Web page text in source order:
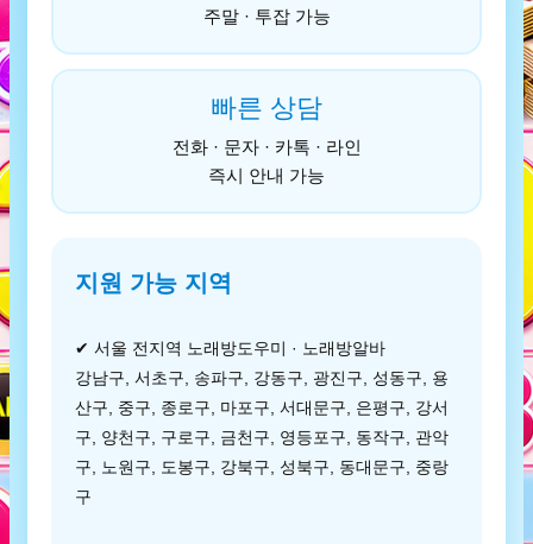
주말 · 투잡 가능
빠른 상담
전화 · 문자 · 카톡 · 라인
즉시 안내 가능
지원 가능 지역
✔ 서울 전지역 노래방도우미 · 노래방알바
강남구, 서초구, 송파구, 강동구, 광진구, 성동구, 용
산구, 중구, 종로구, 마포구, 서대문구, 은평구, 강서
구, 양천구, 구로구, 금천구, 영등포구, 동작구, 관악
구, 노원구, 도봉구, 강북구, 성북구, 동대문구, 중랑
구